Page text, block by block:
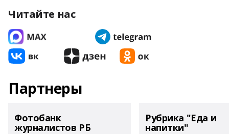
Читайте нас
Партнеры
Фотобанк
журналистов РБ
Рубрика "Еда и
напитки"